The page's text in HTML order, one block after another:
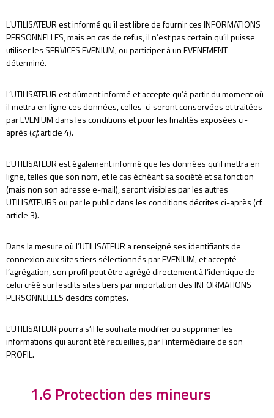
L’UTILISATEUR est informé qu’il est libre de fournir ces INFORMATIONS
PERSONNELLES, mais en cas de refus, il n’est pas certain qu’il puisse
utiliser les SERVICES EVENIUM, ou participer à un EVENEMENT
déterminé.
L’UTILISATEUR est dûment informé et accepte qu’à partir du moment où
il mettra en ligne ces données, celles-ci seront conservées et traitées
par EVENIUM dans les conditions et pour les finalités exposées ci-
après (cf.article 4).
L’UTILISATEUR est également informé que les données qu’il mettra en
ligne, telles que son nom, et le cas échéant sa société et sa fonction
(mais non son adresse e-mail), seront visibles par les autres
UTILISATEURS ou par le public dans les conditions décrites ci-après (cf.
article 3).
Dans la mesure où l’UTILISATEUR a renseigné ses identifiants de
connexion aux sites tiers sélectionnés par EVENIUM, et accepté
l’agrégation, son profil peut être agrégé directement à l’identique de
celui créé sur lesdits sites tiers par importation des INFORMATIONS
PERSONNELLES desdits comptes.
L’UTILISATEUR pourra s’il le souhaite modifier ou supprimer les
informations qui auront été recueillies, par l’intermédiaire de son
PROFIL.
1.6 Protection des mineurs